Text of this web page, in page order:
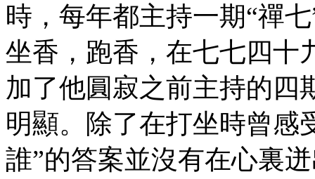
時，每年都主持一期“禪
坐香，跑香，在七七四十
加了他圓寂之前主持的四
明顯。除了在打坐時曾感
誰”的答案並沒有在心裏